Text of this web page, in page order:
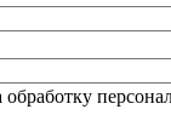
обработку